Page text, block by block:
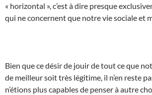
« horizontal », c’est à dire presque
qui ne concernent que notre vie sociale et
Bien que ce désir de jouir de tout ce que
de meilleur soit très légitime, il n’en reste
n’étions plus capables de penser à autre